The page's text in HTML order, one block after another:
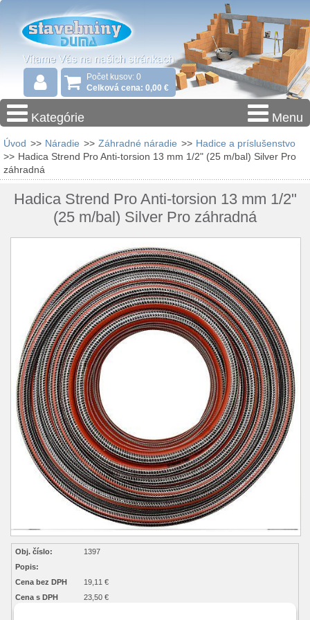
Počet kusov: 0
Celková cena: 0,00 €
Kategórie Menu
Úvod >> Náradie >> Záhradné náradie >> Hadice a príslušenstvo
>> Hadica Strend Pro Anti-torsion 13 mm 1/2" (25 m/bal) Silver Pro
záhradná
Hadica Strend Pro Anti-torsion 13 mm 1/2"
(25 m/bal) Silver Pro záhradná
Obj. číslo:
1397
Popis:
Cena bez DPH
19,11 €
Cena s DPH
23,50 €